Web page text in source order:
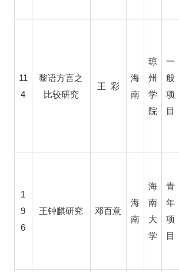
11
4
黎语方言之
比较研究
王 彩
海
南
琼
州
学
院
一
般
项
目
1
9
6
王钟麒研究 邓百意
海
南
海
南
大
学
青
年
项
目